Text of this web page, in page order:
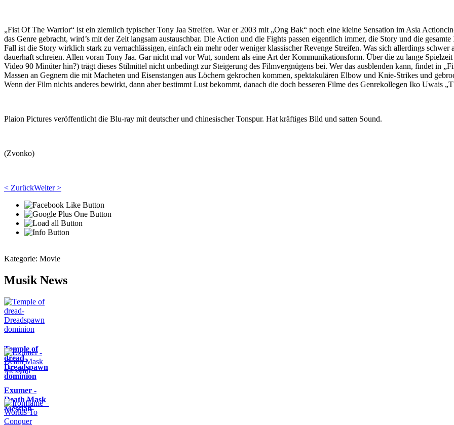
„Fist Of The Warrior“ ist ein ziemlich typischer Tony Jaa Streifen. War er 2003 mit „Ong Bak“ noch eine kleine Sensation im Asia
das Genre gebracht, wird’s mit der Zeit langsam austauschbar. Die Action und die Fights passen eigentlich immer, die Story und die
Fall ist die Story wirklich stark zu vernachlässigen, einfach ein mehr oder weniger klassischer Revenge Streifen. Was sich allerdings schwer
dauerhaft schreien. Allen voran Tony Jaa. Gar nicht mal vor Wut, sondern als eine Art der Kommunikationsform. Über die zu lange
Video 90 Minüter hin?) trägt dieses Stilmittel nicht unbedingt zur Steigerung des Filmvergnügens bei. Wer das ausblenden kann, findet in
Massen an Gegnern die mit Macheten und Eisenstangen aus Löchern gekrochen kommen, spektakulären Elbow und Knie-Strikes und
Wenn der Film nichts anderes bewirkt, dann aber bestimmt Lust bekommt, danach die doch besseren Filme des Genrekollegen Iko Uwais
Plaion Pictures veröffentlicht die Blu-ray mit deutscher und chinesischer Tonspur. Hat kräftiges Bild und satten Sound.
(Zvonko)
< ZurückWeiter >
Kategorie: Movie
Musik News
Temple of
dread-
Dreadspawn
dominion
Exumer -
Death Mask
Messiah